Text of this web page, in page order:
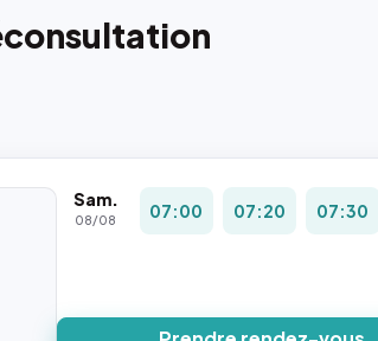
Sam.
08/08 07:00 07:20 07:30